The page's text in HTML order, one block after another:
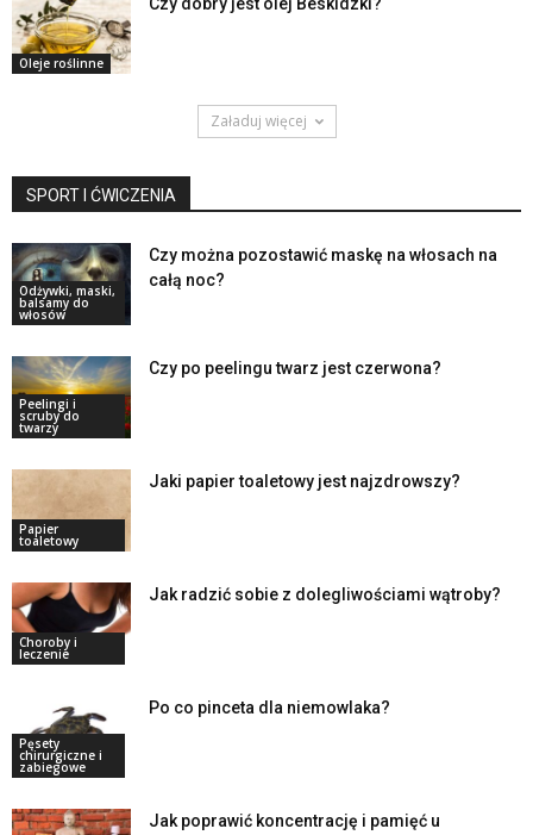
Oleje roślinne
Załaduj więcej
SPORT I ĆWICZENIA
Odżywki, maski,
balsamy do
włosów
Czy można pozostawić maskę na włosach na
całą noc?
Peelingi i
scruby do
twarzy
Czy po peelingu twarz jest czerwona?
Papier
toaletowy
Jaki papier toaletowy jest najzdrowszy?
Choroby i
leczenie
Jak radzić sobie z dolegliwościami wątroby?
Pęsety
chirurgiczne i
zabiegowe
Po co pinceta dla niemowlaka?
Jak poprawić koncentrację i pamięć u